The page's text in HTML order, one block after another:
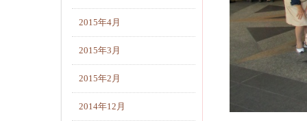
2015年4月
2015年3月
2015年2月
2014年12月